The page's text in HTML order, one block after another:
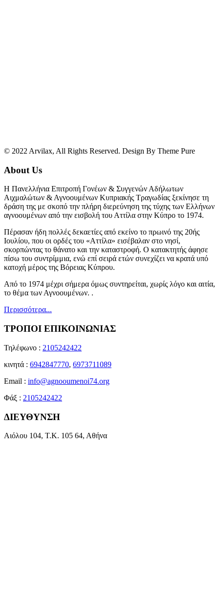
© 2022 Arvilax, All Rights Reserved. Design By Theme Pure
About Us
Η Πανελλήνια Επιτροπή Γονέων & Συγγενών Αδήλωτων
Αιχμαλώτων & Αγνοουμένων Κυπριακής Τραγωδίας ξεκίνησε τη
δράση της με σκοπό την πλήρη διερεύνηση της τύχης των Ελλήνων
αγνοουμένων από την εισβολή του Αττίλα στην Κύπρο το 1974.
Πέρασαν ήδη πολλές δεκαετίες από εκείνο το πρωινό της 20ής
Ιουλίου, που οι ορδές του «Αττίλα» εισέβαλαν στο νησί,
σκορπώντας το θάνατο και την καταστροφή. Ο κατακτητής άφησε
πίσω του συντρίμμια, ενώ επί σειρά ετών συνεχίζει να κρατά υπό
κατοχή μέρος της Βόρειας Κύπρου.
Από το 1974 μέχρι σήμερα όμως συντηρείται, χωρίς λόγο και αιτία,
το θέμα των Αγνοουμένων. .
Περισσότερα...
ΤΡΟΠΟΙ ΕΠΙΚΟΙΝΩΝΙΑΣ
Τηλέφωνο : 2105242422
κινητά : 6942847770, 6973711089
Email : info@agnooumenoi74.org
Φάξ : 2105242422
ΔΙΕΥΘΥΝΣΗ
Αιόλου 104, Τ.Κ. 105 64, Αθήνα